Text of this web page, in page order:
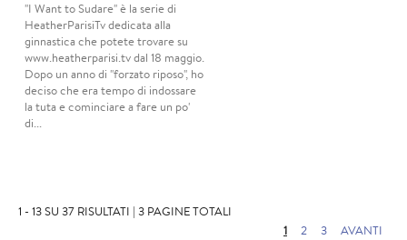
"I Want to Sudare" è la serie di
HeatherParisiTv dedicata alla
ginnastica che potete trovare su
www.heatherparisi.tv dal 18 maggio.
Dopo un anno di "forzato riposo", ho
deciso che era tempo di indossare
la tuta e cominciare a fare un po'
di...
1 - 13 SU 37 RISULTATI | 3 PAGINE TOTALI
1
2 3 AVANTI